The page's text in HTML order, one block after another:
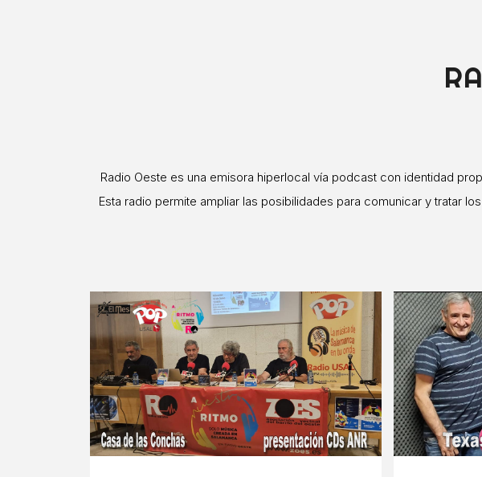
Radio Oeste es una emisora hiperlocal vía podcast con identidad
Esta radio permite ampliar las posibilidades para comunicar y tratar